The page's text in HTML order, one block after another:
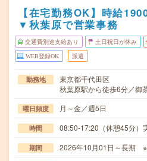
【在宅勤務OK】時給
▼秋葉原で営業事務
交通費別途支給あり 土日祝日が休み
WEB登録OK 派遣
勤務地
東京都千代田区
秋葉原駅から徒歩6分／御
曜日頻度 月～金／週5日
時間 08:50-17:20（休憩45分）
期間 2026年10月01日～長期